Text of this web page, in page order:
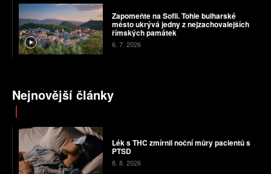
Zapomeňte na Sofii. Tohle bulharské
město ukrývá jedny z nejzachovalejších
římských památek
6. 7. 2026
Nejnovější články
Lék s THC zmírnil noční můry pacientů s
PTSD
8. 8. 2026